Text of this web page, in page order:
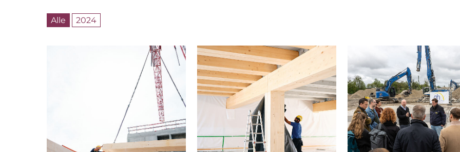
Alle 2024